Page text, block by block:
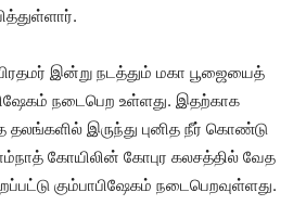
இன்று நடத்தும் மகா பூஜையைத்
நடைபெற உள்ளது. இதற்காக
தலங்களில் இருந்து புனித நீர் கொண்டு
கோயிலின் கோபுர கலசத்தில் வேத
கும்பாபிஷேகம் நடைபெறவுள்ளது.